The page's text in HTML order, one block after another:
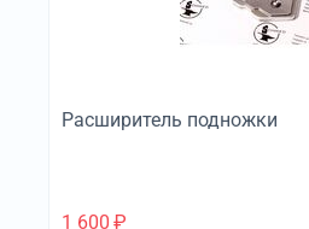
Расширитель подножки
1 600 ₽